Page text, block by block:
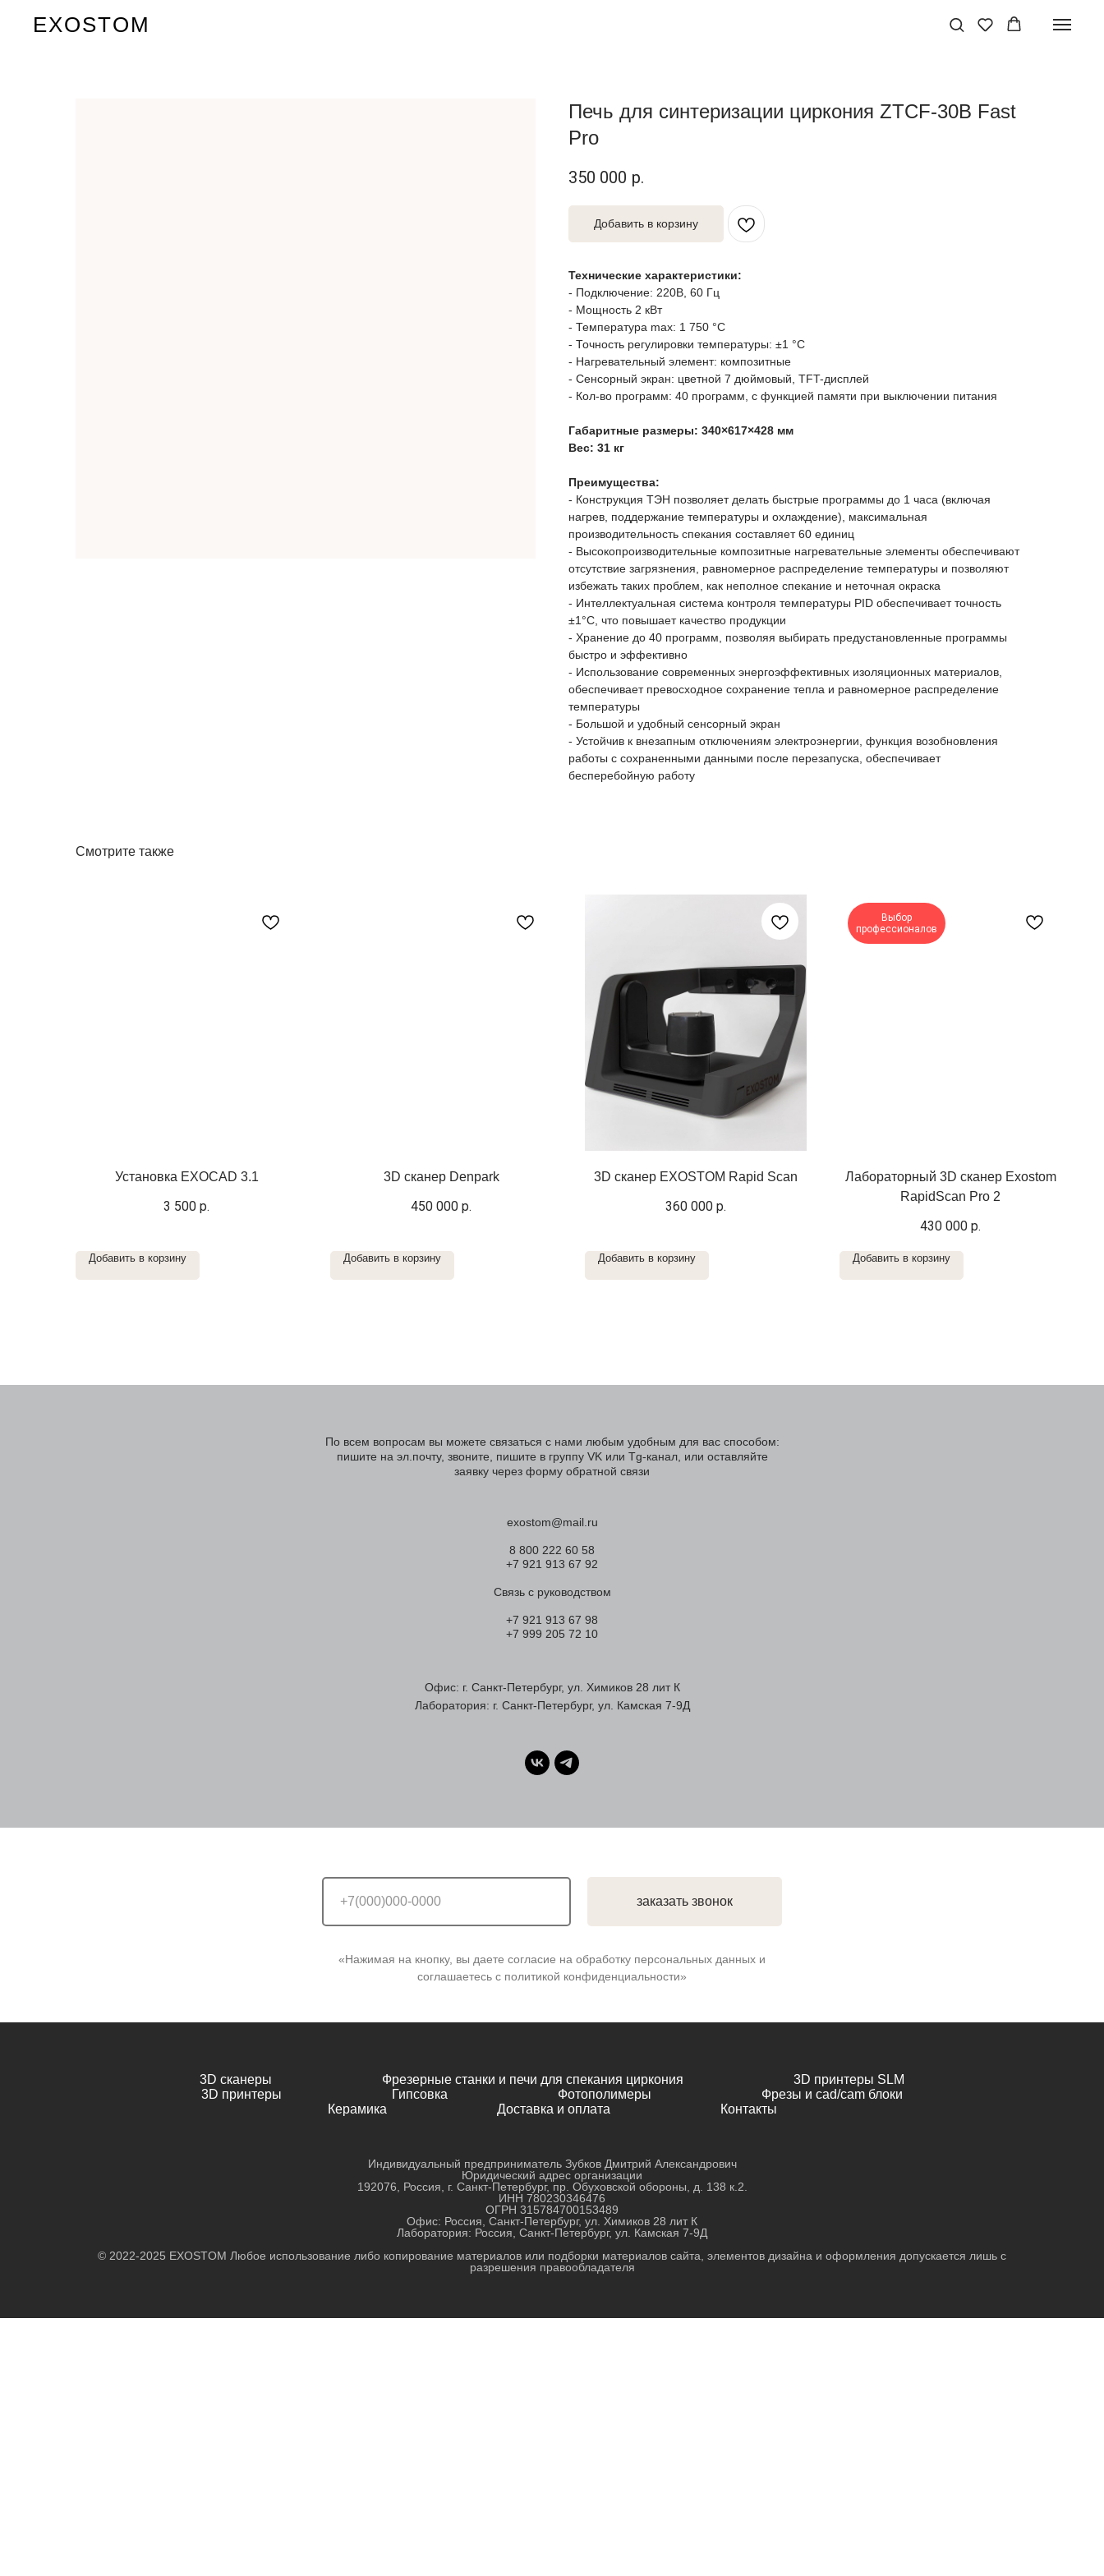
EXOSTOM
Печь для синтеризации циркония ZTCF-30B Fast
Pro
350 000 р.
Добавить в корзину
Технические характеристики:
- Подключение: 220В, 60 Гц
- Мощность 2 кВт
- Температура max: 1 750 °C
- Точность регулировки температуры: ±1 °C
- Нагревательный элемент: композитные
- Сенсорный экран: цветной 7 дюймовый, TFT-дисплей
- Кол-во программ: 40 программ, с функцией памяти при выключении питания
Габаритные размеры: 340×617×428 мм
Вес: 31 кг
Преимущества:
- Конструкция ТЭН позволяет делать быстрые программы до 1 часа (включая
нагрев, поддержание температуры и охлаждение), максимальная
производительность спекания составляет 60 единиц
- Высокопроизводительные композитные нагревательные элементы обеспечивают
отсутствие загрязнения, равномерное распределение температуры и позволяют
избежать таких проблем, как неполное спекание и неточная окраска
- Интеллектуальная система контроля температуры PID обеспечивает точность
±1°C, что повышает качество продукции
- Хранение до 40 программ, позволяя выбирать предустановленные программы
быстро и эффективно
- Использование современных энергоэффективных изоляционных материалов,
обеспечивает превосходное сохранение тепла и равномерное распределение
температуры
- Большой и удобный сенсорный экран
- Устойчив к внезапным отключениям электроэнергии, функция возобновления
работы с сохраненными данными после перезапуска, обеспечивает
бесперебойную работу
Смотрите также
Установка EXOCAD 3.1
3 500 р.
Добавить в корзину
3D сканер Denpark
450 000 р.
Добавить в корзину
3D сканер EXOSTOM Rapid Scan
360 000 р.
Добавить в корзину
Выбор
профессионалов
Лабораторный 3D сканер Exostom
RapidScan Pro 2
430 000 р.
Добавить в корзину
По всем вопросам вы можете связаться с нами любым удобным для вас способом:
пишите на эл.почту, звоните, пишите в группу VK или Tg-канал, или оставляйте
заявку через форму обратной связи
exostom@mail.ru
8 800 222 60 58
+7 921 913 67 92
Связь с руководством
+7 921 913 67 98
+7 999 205 72 10
Офис: г. Санкт-Петербург, ул. Химиков 28 лит К
Лаборатория: г. Санкт-Петербург, ул. Камская 7-9Д
заказать звонок
«Нажимая на кнопку, вы даете согласие на обработку персональных данных и
соглашаетесь c политикой конфиденциальности»
3D сканеры Фрезерные станки и печи для спекания циркония
3D принтеры SLM
3D принтеры
Гипсовка Фотополимеры
Фрезы и cad/cam блоки
Керамика
Доставка и оплата Контакты
Индивидуальный предприниматель Зубков Дмитрий Александрович
Юридический адрес организации
192076, Россия, г. Санкт-Петербург, пр. Обуховской обороны, д. 138 к.2.
ИНН 780230346476
ОГРН 315784700153489
Офис: Россия, Санкт-Петербург, ул. Химиков 28 лит К
Лаборатория: Россия, Санкт-Петербург, ул. Камская 7-9Д
© 2022-2025 EXOSTOM Любое использование либо копирование материалов или подборки материалов сайта, элементов дизайна и оформления допускается лишь с
разрешения правообладателя